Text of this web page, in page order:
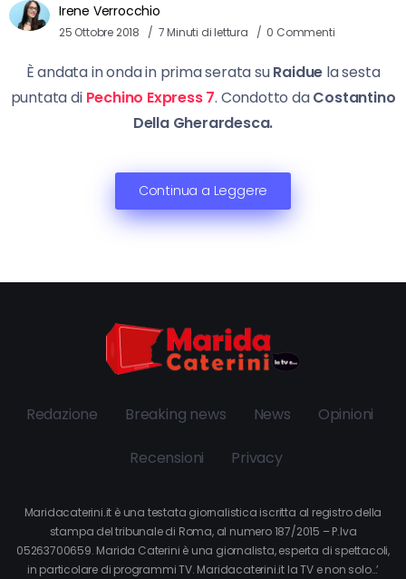
Irene Verrocchio
25 Ottobre 2018 7 Minuti di lettura 0 Commenti
È andata in onda in prima serata suRaidue la sesta
puntata di Pechino Express 7. Condotto daCostantino
Della Gherardesca.
Continua a Leggere
Redazione Breaking news News Opinioni
Recensioni Privacy
Maridacaterini.it è una testata giornalistica iscritta al registro della
stampa del tribunale di Roma, al numero 187/2015 – P.Iva
05263700659. Marida Caterini è una giornalista, esperta di spettacoli,
in particolare di programmi TV. Maridacaterini.it la TV e non solo…’